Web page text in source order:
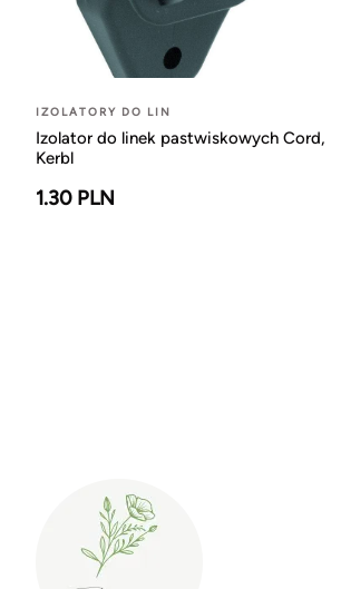
IZOLATORY DO LIN
Izolator do linek pastwiskowych Cord,
Kerbl
1.30 PLN